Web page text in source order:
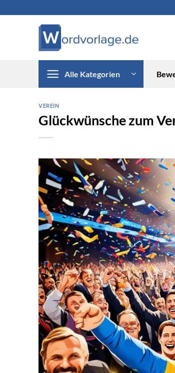
Alle Kategorien
VEREIN
Glückwünsche zum